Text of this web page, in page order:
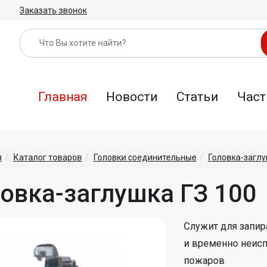
Заказать звонок
Главная Новости Статьи
Каталог товаров Головки соединительные Головка-
заглушка ГЗ 100
Служит для
и временно
пожаров